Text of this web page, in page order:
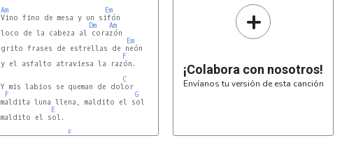
Am
Em
Vino fino de mesa y un sifón
Dm
Am
loco de la cabeza al corazón
Em
grito frases de estrellas de neón
F
y el asfalto atraviesa la razón.
C
Y mis labios se queman de dolor
F
G
maldita luna llena, maldito el sol
E
maldito el sol.
F
+
¡Colabora con nosotros!
Envíanos tu versión de esta canción